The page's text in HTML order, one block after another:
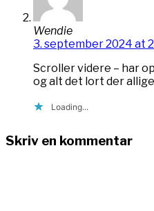
Wendie
3. september 2024 at
Scroller videre – har
og alt det lort der
Loading...
Skriv en kommentar